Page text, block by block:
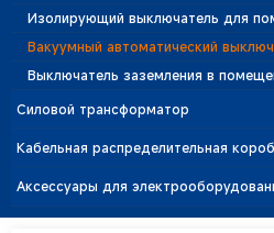
Изолирующий выключатель для
Вакуумный автоматический
Выключатель заземления в
Силовой трансформатор
Кабельная распределительная
Аксессуары для
Молниеотвод